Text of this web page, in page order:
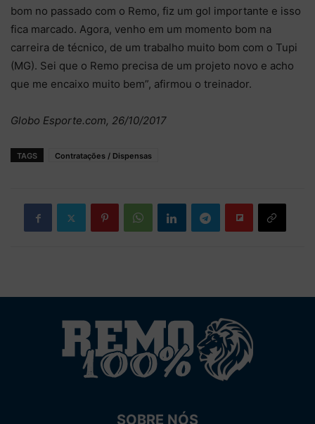
bom no passado com o Remo, fiz um gol importante e isso
fica marcado. Agora, venho em um momento bom na
carreira de técnico, de um trabalho muito bom com o Tupi
(MG). Sei que o Remo precisa de um projeto novo e acho
que me encaixo muito bem”, afirmou o treinador.
Globo Esporte.com, 26/10/2017
TAGS Contratações / Dispensas
SOBRE NÓS